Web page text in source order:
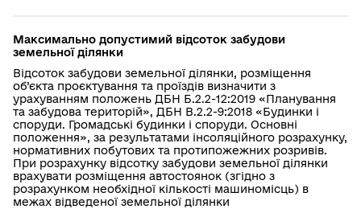
Максимально допустимий відсоток забудови
земельної ділянки
Відсоток забудови земельної ділянки, розміщення
об’єкта проєктування та проїздів визначити з
урахуванням положень ДБН Б.2.2-12:2019 «Планування
та забудова територій», ДБН В.2.2-9:2018 «Будинки і
споруди. Громадські будинки і споруди. Основні
положення», за результатами інсоляційного розрахунку,
нормативних побутових та протипожежних розривів.
При розрахунку відсотку забудови земельної ділянки
врахувати розміщення автостоянок (згідно з
розрахунком необхідної кількості машиномісць) в
межах відведеної земельної ділянки